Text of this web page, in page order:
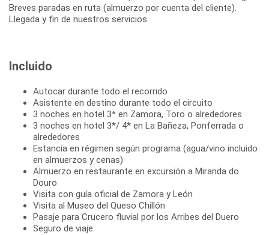
Breves paradas en ruta (almuerzo por cuenta del cliente).
Llegada y fin de nuestros servicios.
Incluido
Autocar durante todo el recorrido
Asistente en destino durante todo el circuito
3 noches en hotel 3* en Zamora, Toro o alrededores
3 noches en hotel 3*/ 4* en La Bañeza, Ponferrada o
alrededores
Estancia en régimen según programa (agua/vino incluido
en almuerzos y cenas)
Almuerzo en restaurante en excursión a Miranda do
Douro
Visita con guía oficial de Zamora y León
Visita al Museo del Queso Chillón
Pasaje para Crucero fluvial por los Arribes del Duero
Seguro de viaje